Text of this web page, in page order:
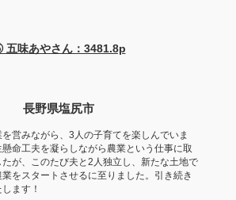
味あやさん：3481.8p
長野県塩尻市
営みながら、3人の子育てを楽しんでいま
命工夫を凝らしながら農業という仕事に取
が、このたび夫と2人独立し、新たな土地で
をスタートさせるに至りました。引き続き
ます！